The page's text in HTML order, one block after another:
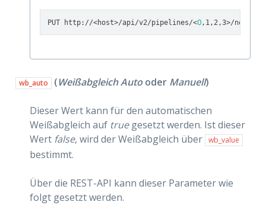
PUT http://<host>/api/v2/pipelines/<0,1,2,3>/nodes/
wb_auto (Weißabgleich Autooder Manuell)
Dieser Wert kann für den automatischen
Weißabgleich auf truegesetzt werden. Ist dieser
Wert false, wird der Weißabgleich über wb_value
bestimmt.
Über die REST-API kann dieser Parameter wie
folgt gesetzt werden.